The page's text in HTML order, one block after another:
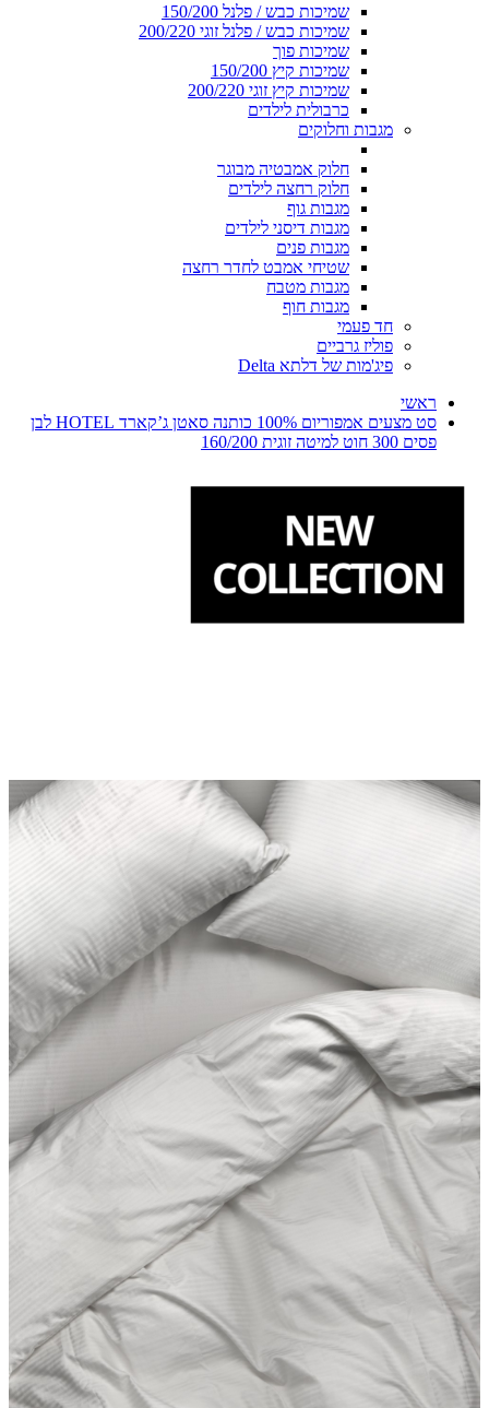
שמיכות כבש / פלנל 150/200
שמיכות כבש / פלנל זוגי 200/220
שמיכות פוך
שמיכות קיץ 150/200
שמיכות קיץ זוגי 200/220
כרבולית לילדים
מגבות וחלוקים
חלוק אמבטיה מבוגר
חלוק רחצה לילדים
מגבות גוף
מגבות דיסני לילדים
מגבות פנים
שטיחי אמבט לחדר רחצה
מגבות מטבח
מגבות חוף
חד פעמי
פוליז גרביים
פיג'מות של דלתא Delta
ראשי
סט מצעים אמפוריום 100% כותנה סאטן ג’קארד HOTEL לבן
פסים 300 חוט למיטה זוגית 160/200